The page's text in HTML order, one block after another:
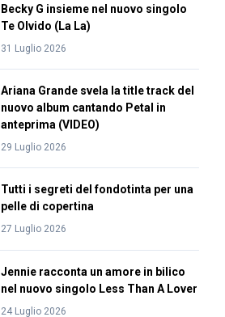
Becky G insieme nel nuovo singolo
Te Olvido (La La)
31 Luglio 2026
Ariana Grande svela la title track del
nuovo album cantando Petal in
anteprima (VIDEO)
29 Luglio 2026
Tutti i segreti del fondotinta per una
pelle di copertina
27 Luglio 2026
Jennie racconta un amore in bilico
nel nuovo singolo Less Than A Lover
24 Luglio 2026